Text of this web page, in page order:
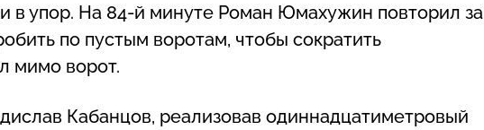
в упор. На 84-й минуте Роман Юмахужин повторил за
по пустым воротам, чтобы сократить
мимо ворот.
Кабанцов, реализовав одиннадцатиметровый